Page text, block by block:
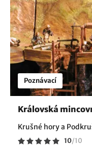
Poznávací
Královská
Krušné hory a
10/10